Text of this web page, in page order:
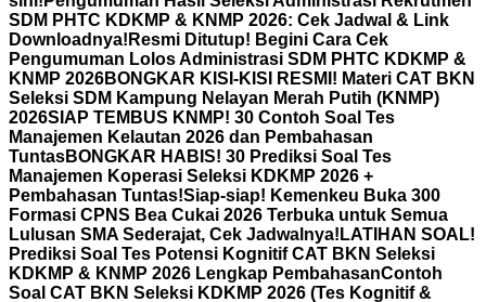
SDM PHTC KDKMP & KNMP 2026: Cek Jadwal & Link
Downloadnya! Resmi Ditutup! Begini Cara Cek
Pengumuman Lolos Administrasi SDM PHTC KDKMP &
KNMP 2026BONGKAR KISI-KISI RESMI! Materi CAT BKN
Seleksi SDM Kampung Nelayan Merah Putih (KNMP)
2026SIAP TEMBUS KNMP! 30 Contoh Soal Tes
Manajemen Kelautan 2026 dan Pembahasan
TuntasBONGKAR HABIS! 30 Prediksi Soal Tes
Manajemen Koperasi Seleksi KDKMP 2026 +
Pembahasan Tuntas!Siap-siap! Kemenkeu Buka 300
Formasi CPNS Bea Cukai 2026 Terbuka untuk Semua
Lulusan SMA Sederajat, Cek Jadwalnya! LATIHAN SOAL!
Prediksi Soal Tes Potensi Kognitif CAT BKN Seleksi
KDKMP & KNMP 2026 Lengkap PembahasanContoh
Soal CAT BKN Seleksi KDKMP 2026 (Tes Kognitif &